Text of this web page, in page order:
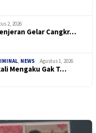
2, 2026
Gelar Cangkr…
, NEWS Agustus 1, 2026
Mengaku Gak T…